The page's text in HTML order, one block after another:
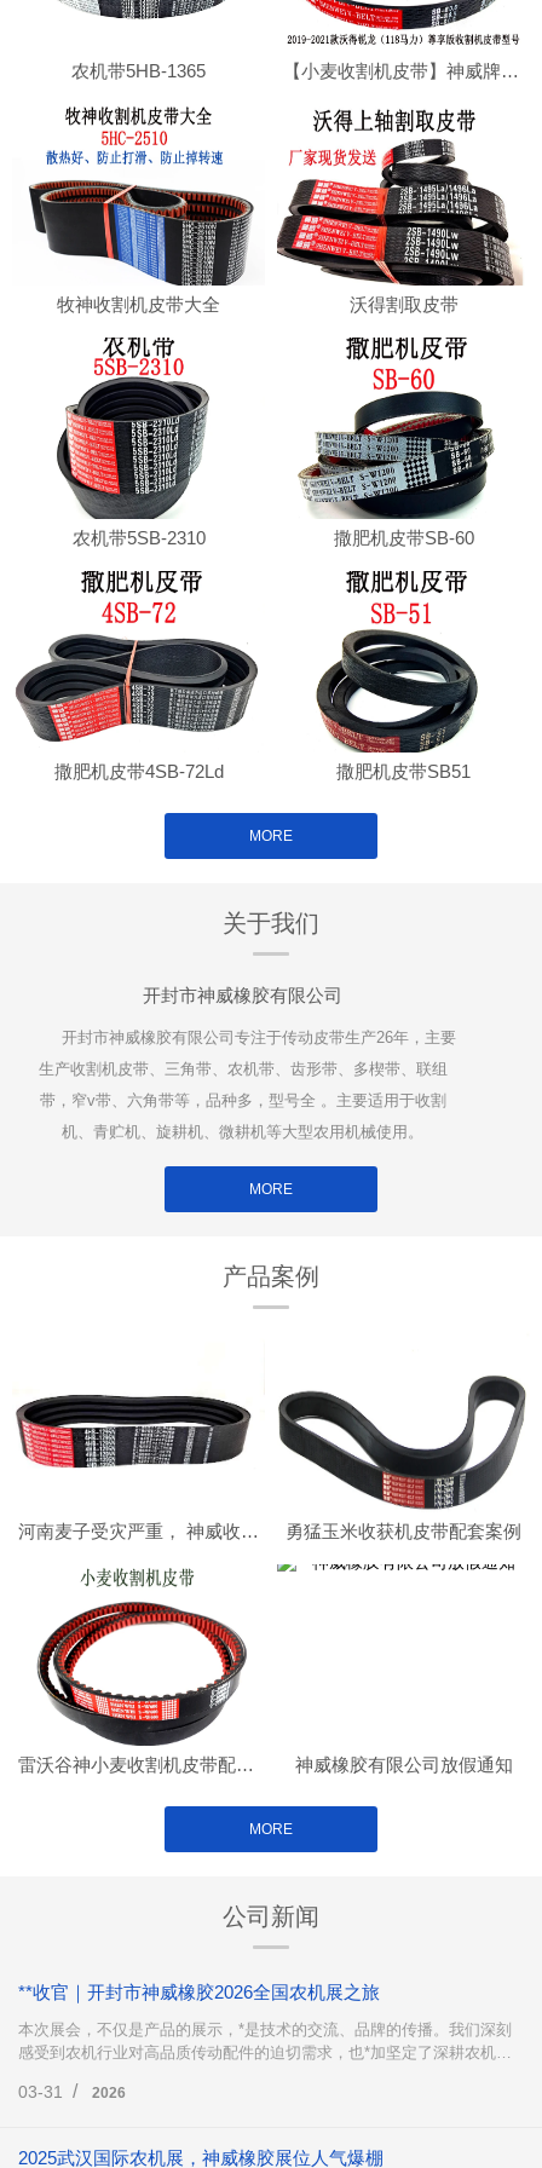
农机带5HB-1365 【小麦收割机皮带】神威牌沃得收割机专用切草皮带SB80.5耐磨损，耐高温
牧神收割机皮带大全 沃得割取皮带
农机带5SB-2310 撒肥机皮带SB-60
撒肥机皮带4SB-72Ld 撒肥机皮带SB51
MORE
关于我们
开封市神威橡胶有限公司
开封市神威橡胶有限公司专注于传动皮带生产26年，主要
生产收割机皮带、三角带、农机带、齿形带、多楔带、联组
带，窄v带、六角带等，品种多，型号全 。主要适用于收割
机、青贮机、旋耕机、微耕机等大型农用机械使用。
MORE
产品案例
河南麦子受灾严重， 神威收割机皮带在南阳社旗助力小麦收割顺利进行 勇猛玉米收获机皮带配套案例
雷沃谷神小麦收割机皮带配套案例 神威橡胶有限公司放假通知
MORE
公司新闻
**收官｜开封市神威橡胶2026全国农机展之旅
本次展会，不仅是产品的展示，*是技术的交流、品牌的传播。我们深刻
感受到农机行业对高品质传动配件的迫切需求，也*加坚定了深耕农机传
03-31 / 2026
2025武汉国际农机展，神威橡胶展位人气爆棚